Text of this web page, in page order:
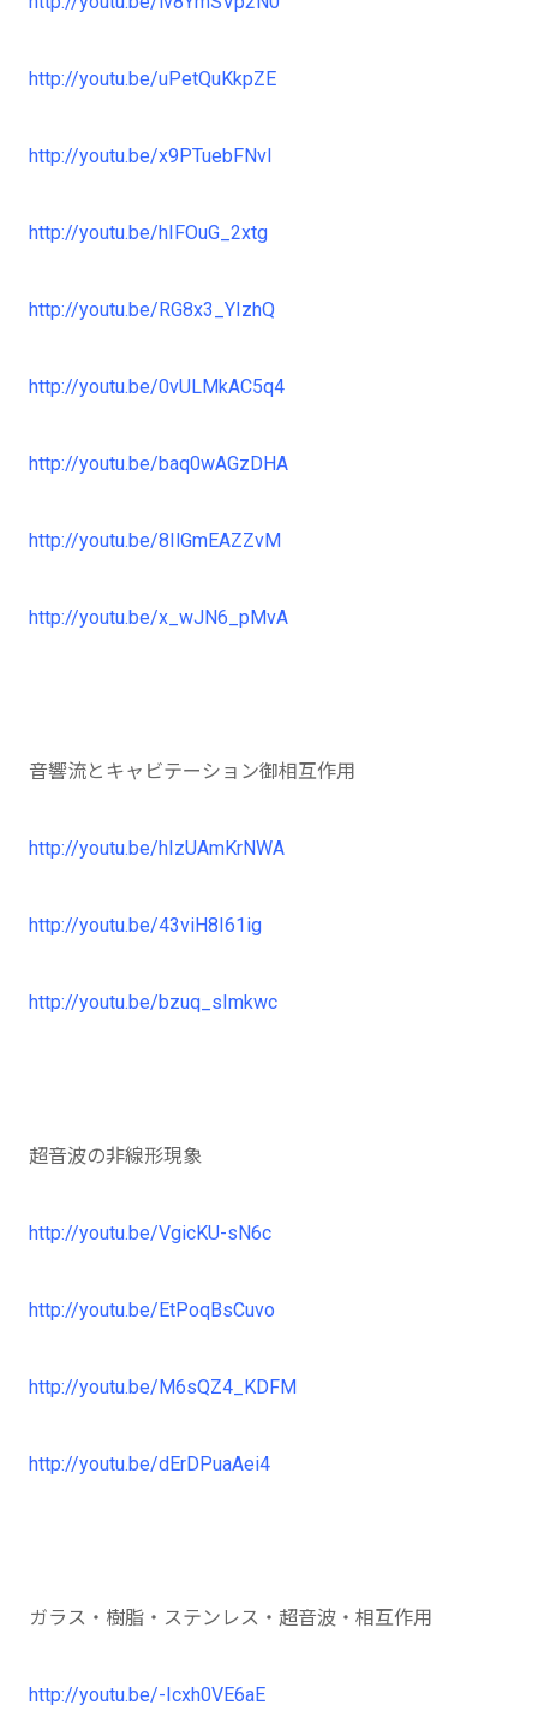
http://youtu.be/uPetQuKkpZE
http://youtu.be/x9PTuebFNvI
http://youtu.be/hIFOuG_2xtg
http://youtu.be/RG8x3_YIzhQ
http://youtu.be/0vULMkAC5q4
http://youtu.be/baq0wAGzDHA
http://youtu.be/8IlGmEAZZvM
http://youtu.be/x_wJN6_pMvA
音響流とキャビテーション御相互作用
http://youtu.be/hIzUAmKrNWA
http://youtu.be/43viH8I61ig
http://youtu.be/bzuq_sImkwc
超音波の非線形現象
http://youtu.be/VgicKU-sN6c
http://youtu.be/EtPoqBsCuvo
http://youtu.be/M6sQZ4_KDFM
http://youtu.be/dErDPuaAei4
ガラス・樹脂・ステンレス・超音波・相互作用
http://youtu.be/-Icxh0VE6aE